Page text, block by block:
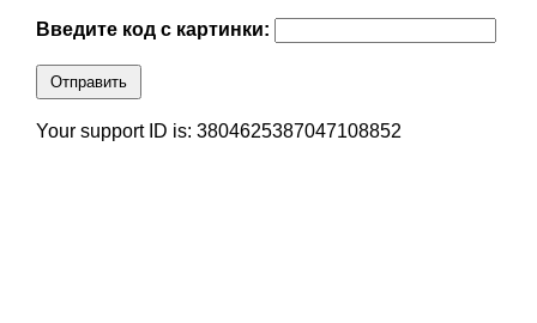
Введите код с картинки:
Отправить
Your support ID is: 3804625387047108852